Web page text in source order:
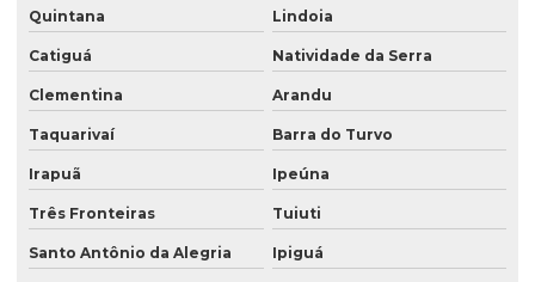
Quintana Lindoia
Catiguá Natividade da Serra
Clementina Arandu
Taquarivaí Barra do Turvo
Irapuã Ipeúna
Três Fronteiras Tuiuti
Santo Antônio da Alegria Ipiguá